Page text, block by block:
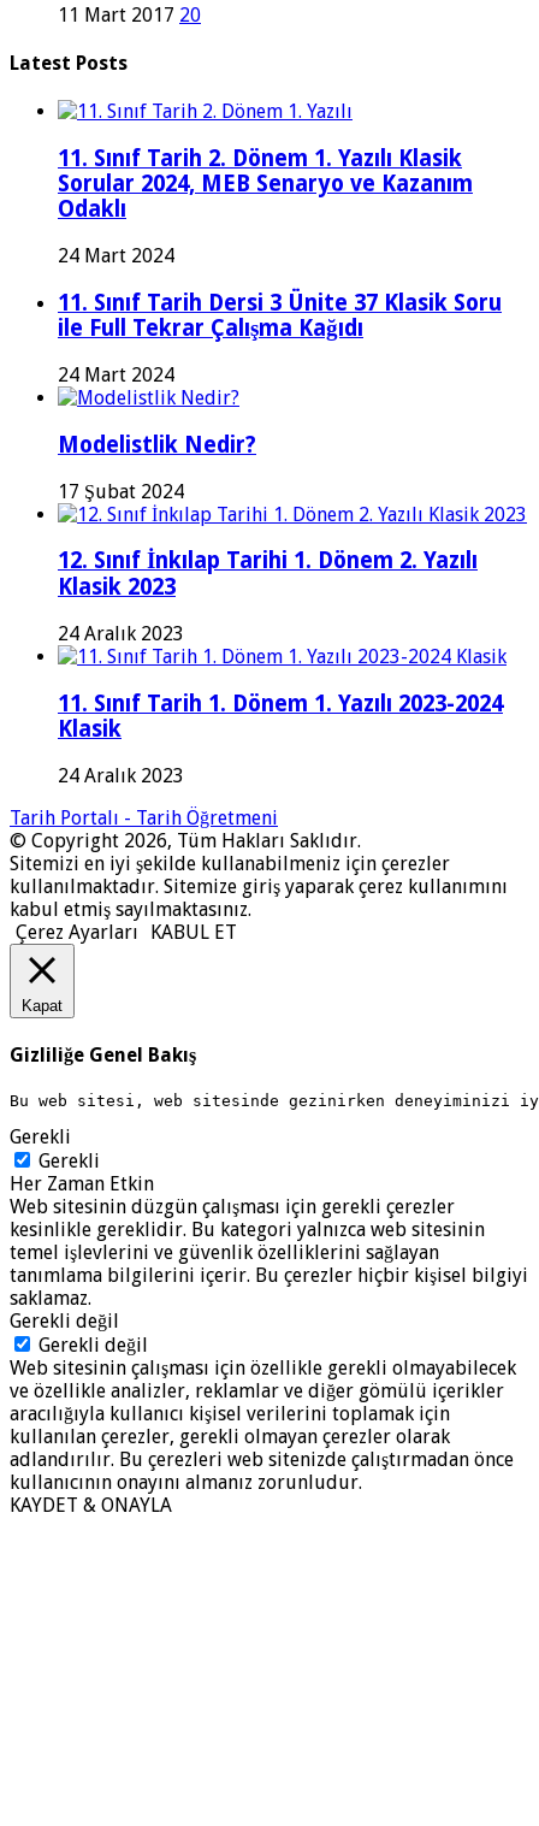
11 Mart 2017 20
Latest Posts
11. Sınıf Tarih 2. Dönem 1. Yazılı Klasik
Sorular 2024, MEB Senaryo ve Kazanım
Odaklı
24 Mart 2024
11. Sınıf Tarih Dersi 3 Ünite 37 Klasik Soru
ile Full Tekrar Çalışma Kağıdı
24 Mart 2024
Modelistlik Nedir?
17 Şubat 2024
12. Sınıf İnkılap Tarihi 1. Dönem 2. Yazılı
Klasik 2023
24 Aralık 2023
11. Sınıf Tarih 1. Dönem 1. Yazılı 2023-2024
Klasik
24 Aralık 2023
Tarih Portalı - Tarih Öğretmeni
© Copyright 2026, Tüm Hakları Saklıdır.
Sitemizi en iyi şekilde kullanabilmeniz için çerezler
kullanılmaktadır. Sitemize giriş yaparak çerez kullanımını
kabul etmiş sayılmaktasınız.
Çerez Ayarları
KABUL ET
Kapat
Gizliliğe Genel Bakış
Bu web sitesi, web sitesinde gezinirken deneyiminizi
Gerekli
Gerekli
Her Zaman Etkin
Web sitesinin düzgün çalışması için gerekli çerezler
kesinlikle gereklidir. Bu kategori yalnızca web sitesinin
temel işlevlerini ve güvenlik özelliklerini sağlayan
tanımlama bilgilerini içerir. Bu çerezler hiçbir kişisel bilgiyi
saklamaz.
Gerekli değil
Gerekli değil
Web sitesinin çalışması için özellikle gerekli olmayabilecek
ve özellikle analizler, reklamlar ve diğer gömülü içerikler
aracılığıyla kullanıcı kişisel verilerini toplamak için
kullanılan çerezler, gerekli olmayan çerezler olarak
adlandırılır. Bu çerezleri web sitenizde çalıştırmadan önce
kullanıcının onayını almanız zorunludur.
KAYDET & ONAYLA